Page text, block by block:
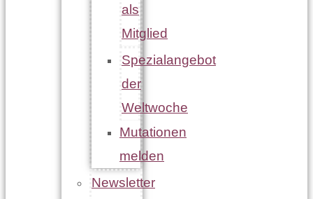
als
Mitglied
Spezialangebot
der
Weltwoche
Mutationen
melden
Newsletter